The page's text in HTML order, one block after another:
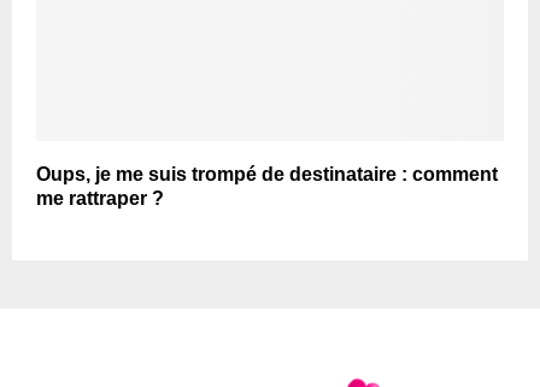
Oups, je me suis trompé de destinataire : comment
me rattraper ?